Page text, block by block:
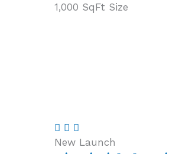
1,000 SqFt Size
New Launch